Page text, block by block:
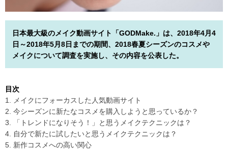
日本最大級のメイク動画サイト「GODMake.」は、2018年4月4
日～2018年5月8日までの期間、2018春夏シーズンのコスメや
メイクについて調査を実施し、その内容を公表した。
目次
1. メイクにフォーカスした人気動画サイト
2. 今シーズンに新たなコスメを購入しようと思っているか？
3. 「トレンドになりそう！」と思うメイクテクニックは？
4. 自分で新たに試したいと思うメイクテクニックは？
5. 新作コスメへの高い関心